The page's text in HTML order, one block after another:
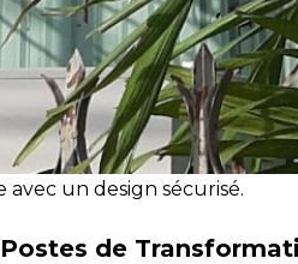
un design sécurisé.
de